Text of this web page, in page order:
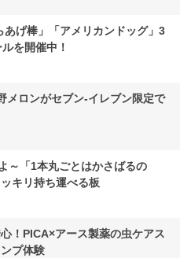
あげ棒」「アメリカンドッグ」3
を開催中！
ロンがセブン‐イレブン限定で
～「1本丸ごとはかさばるの
キリ持ち運べる板
！PICA×アース製薬の虫ケアス
プ体験